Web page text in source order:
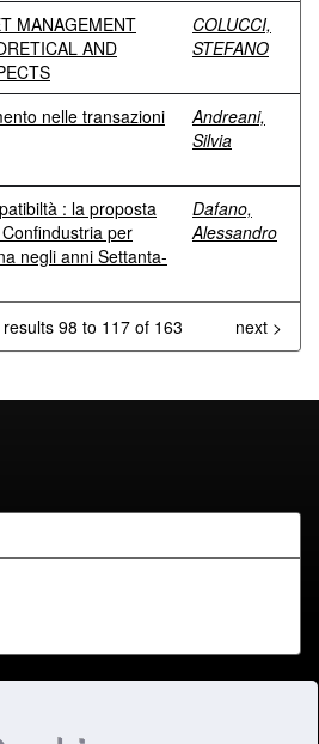
MANAGEMENT
AND
COLUCCI,
STEFANO
nelle transazioni
Andreani,
Silvia
: la proposta
per
negli anni Settanta-
Dafano,
Alessandro
98 to 117 of 163 next >